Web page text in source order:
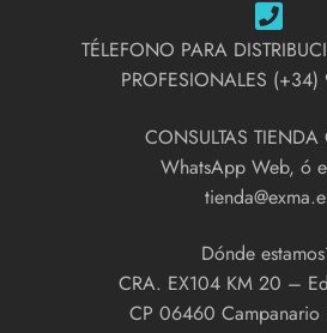
TÉLEFONO PARA
PROFESIONALES
CONSULTAS
WhatsApp Web, ó
Dónde
CRA. EX104 KM 20 –
CP 06460 Campanario